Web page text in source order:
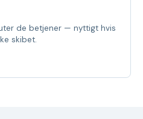
de betjener — nyttigt hvis
skibet.